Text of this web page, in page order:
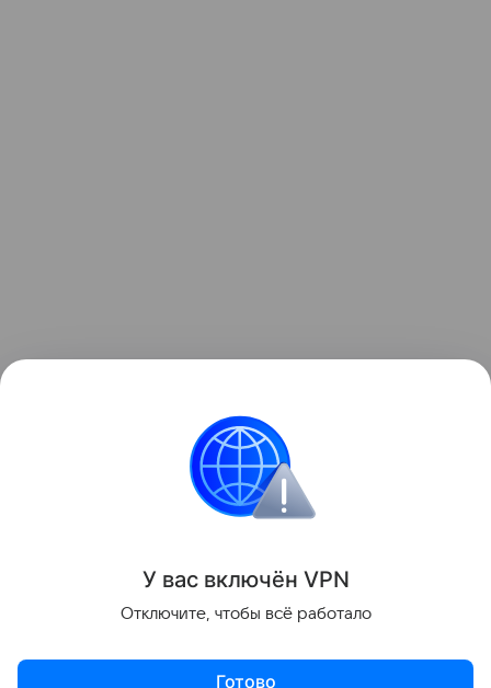
Поделиться
У вас включён VPN
Отключите, чтобы всё работало
Готово